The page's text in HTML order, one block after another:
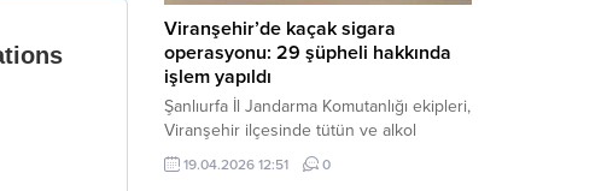
Viranşehir’de kaçak sigara
operasyonu: 29 şüpheli hakkında
işlem yapıldı
Şanlıurfa İl Jandarma Komutanlığı ekipleri,
Viranşehir ilçesinde tütün ve alkol
kaçakçılığına yönelik yürüttüğü kapsamlı
çalışmalar neticesinde binlerce paket
19.04.2026 12:51 0